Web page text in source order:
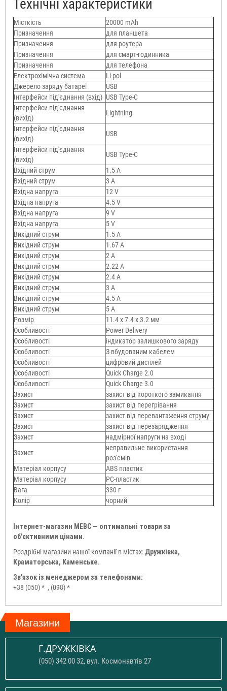
Технічні характеристики
Місткість
20000 mAh
Призначення
для планшета
Призначення
для роутера
Призначення
для смарт-годинника
Призначення
для телефона
Електрохімічна система
Li-pol
Джерело заряду батареї
USB
Інтерфейси під'єднання (вхід) USB Type-C
Інтерфейси під'єднання
(вихід)
Lightning
Інтерфейси під'єднання
(вихід)
USB
Інтерфейси під'єднання
(вихід)
USB Type-C
Вхідний струм
1.5 А
Вхідний струм
3 A
Вхідна напруга
12 V
Вхідна напруга
4.5 V
Вхідна напруга
9 V
Вхідна напруга
5 V
Вихідний струм
1.5 A
Вихідний струм
1.67 A
Вихідний струм
2 A
Вихідний струм
2.22 A
Вихідний струм
2.4 A
Вихідний струм
3 A
Вихідний струм
4.5 A
Вихідний струм
5 A
Розмір
11.4 x 7.4 x 3.2 мм
Особливості
Power Delivery
Особливості
індикатор залишкового заряду
Особливості
З вбудованим кабелем
Особливості
цифровий дисплей
Особливості
Quick Charge 2.0
Особливості
Quick Charge 3.0
Захист
захист від короткого замикання
Захист
захист від перегрівання
Захист
захист від перевантаження струму
Захист
захист від перезарядження
Захист
надмірної напруги на вході
Захист
неправильне використання
роз'ємів
Матеріал корпусу
ABS пластик
Матеріал корпусу
PC-пластик
Вага
330 г
Колір
чорний
Інтернет-магазин МЕВС — оптимальні товари за
об'єктивними цінами.
Роздрібні магазини нашої компанії в містах: Дружківка,
Краматорська, Каменське.
Зв'язок із менеджером за телефонами:
+38 (050) * , (098) *
Магазини
Г.ДРУЖКІВКА
(050) 342 00 32, вул. Космонавтів 27